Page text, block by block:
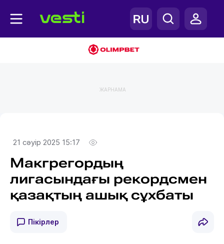
ЖАРНАМА
21 сәуір 2025 15:17
Макгрегордың
лигасындағы рекордсмен
қазақтың ашық сұхбаты
Пікірлер